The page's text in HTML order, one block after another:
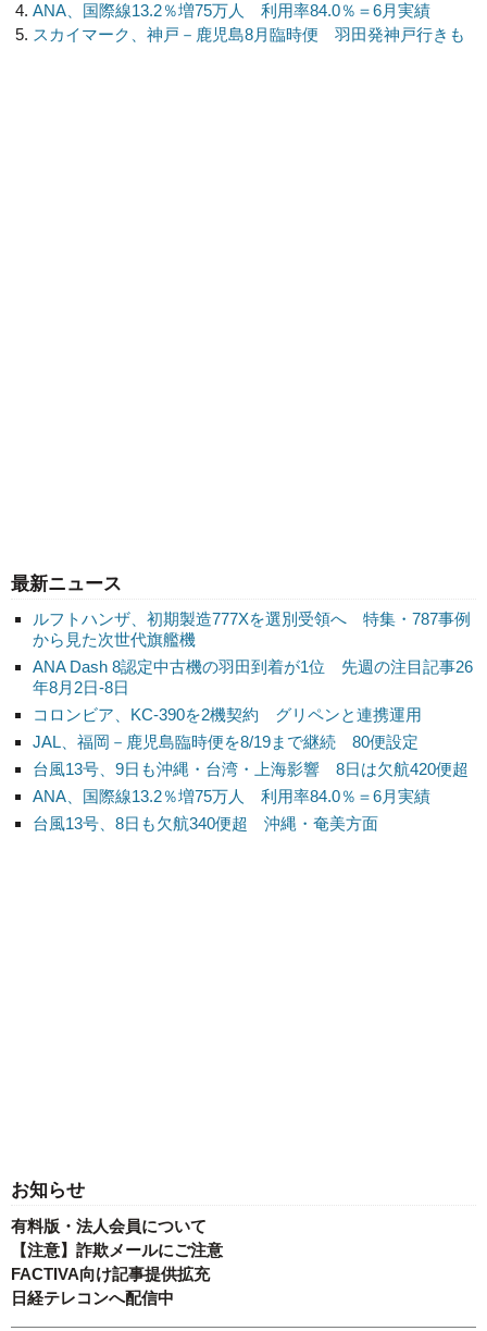
最新ニュース
ルフトハンザ、初期製造777Xを選別受領へ 特集・787事例
から見た次世代旗艦機
ANA Dash 8認定中古機の羽田到着が1位 先週の注目記事26
年8月2日-8日
コロンビア、KC-390を2機契約 グリペンと連携運用
JAL、福岡－鹿児島臨時便を8/19まで継続 80便設定
台風13号、9日も沖縄・台湾・上海影響 8日は欠航420便超
ANA、国際線13.2％増75万人 利用率84.0％＝6月実績
台風13号、8日も欠航340便超 沖縄・奄美方面
お知らせ
有料版・法人会員について
【注意】詐欺メールにご注意
FACTIVA向け記事提供拡充
日経テレコンへ配信中
ANA、国際線13.2％増75万人 利用率84.0％＝6月実績
スカイマーク、神戸－鹿児島8月臨時便 羽田発神戸行きも